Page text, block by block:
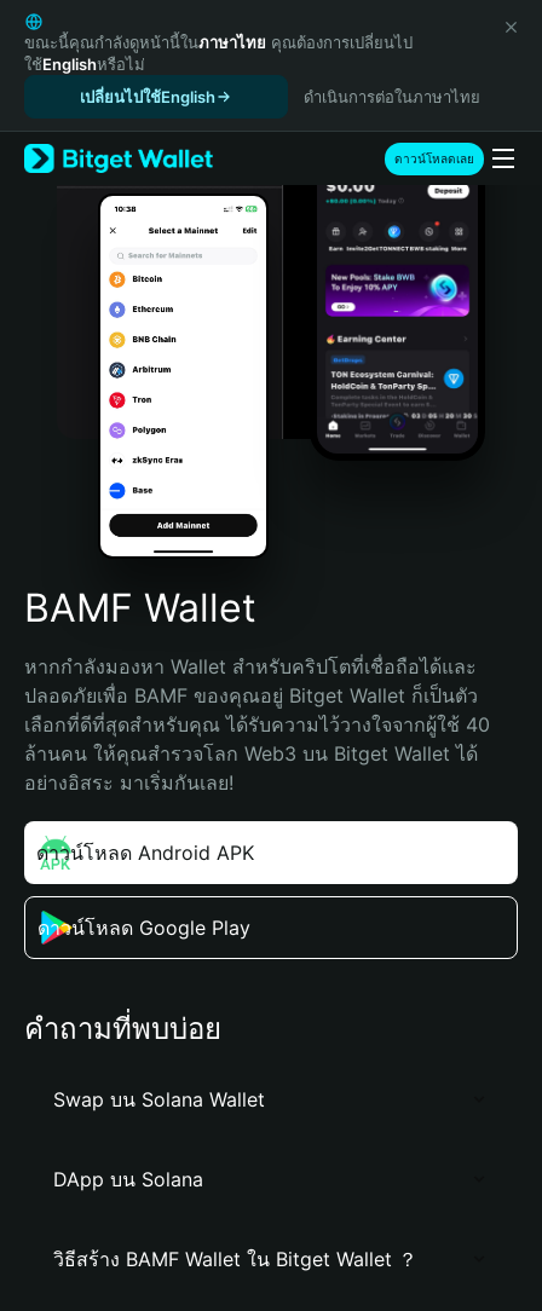
English
日本語
Tiếng Việt
Español (Latinoamérica)
Türkçe
Italiano
Português (Portugal)
Bahasa Indonesia
Português (Brasil)
Español (Argentina)
ขณะนี้คุณกำลังดูหน้านี้ในภาษาไทย คุณต้องการเปลี่ยนไป
ใช้Englishหรือไม่
เปลี่ยนไปใช้English
ดำเนินการต่อในภาษาไทย
ดาวน์โหลดเลย
BAMF Wallet
หากกำลังมองหา Wallet สำหรับคริปโตที่เชื่อถือได้และ
ปลอดภัยเพื่อ BAMF ของคุณอยู่ Bitget Wallet ก็เป็นตัว
เลือกที่ดีที่สุดสำหรับคุณ ได้รับความไว้วางใจจากผู้ใช้ 40
ล้านคน ให้คุณสำรวจโลก Web3 บน Bitget Wallet ได้
อย่างอิสระ มาเริ่มกันเลย!
ดาวน์โหลด Android APK
ดาวน์โหลด Google Play
คำถามที่พบบ่อย
Swap บน Solana Wallet
DApp บน Solana
วิธีสร้าง BAMF Wallet ใน Bitget Wallet ？